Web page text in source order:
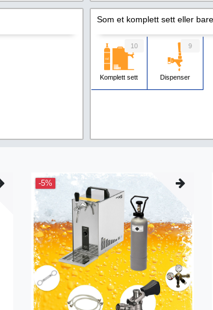
Som et komplett sett eller
Komplett sett
10
Dispenser
9
-5%